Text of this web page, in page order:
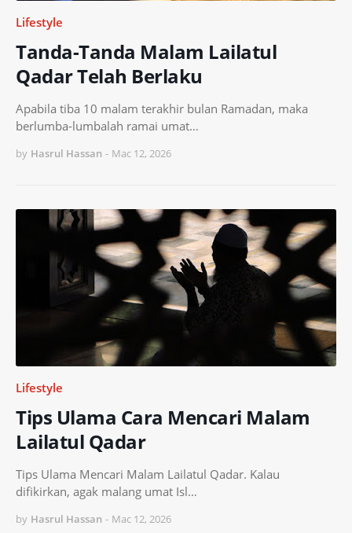
Lifestyle
Tanda-Tanda Malam Lailatul
Qadar Telah Berlaku
Apabila tiba 10 malam terakhir bulan Ramadan, maka
berlumba-lumbalah ramai umat…
by Hasrul Hassan - Mac 12, 2026
Lifestyle
Tips Ulama Cara Mencari Malam
Lailatul Qadar
Tips Ulama Mencari Malam Lailatul Qadar. Kalau
difikirkan, agak malang umat Isl…
by Hasrul Hassan - Mac 12, 2026